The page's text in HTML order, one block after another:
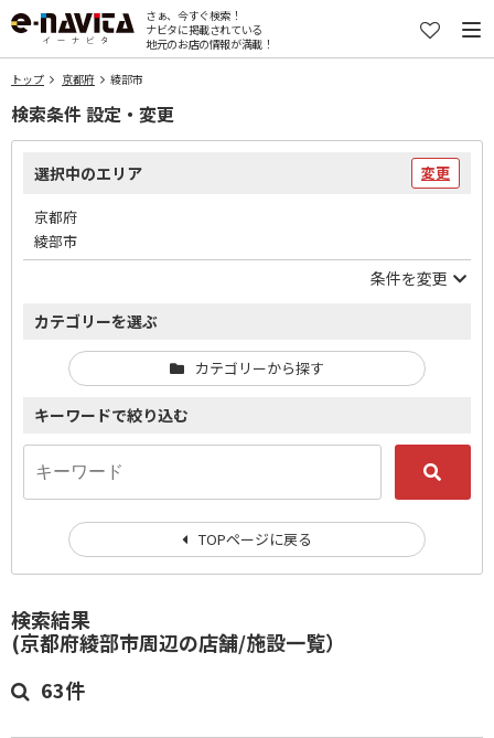
さぁ、今すぐ検索！
ナビタに掲載されている
地元のお店の情報が満載！
トップ 京都府 綾部市
検索結果
(京都府綾部市周辺の店舗/施設一覧）
63件
検索条件 設定・変更
選択中のエリア 変更
京都府
綾部市
条件を変更
カテゴリーを選ぶ
カテゴリーから探す
キーワードで絞り込む
TOPページに戻る